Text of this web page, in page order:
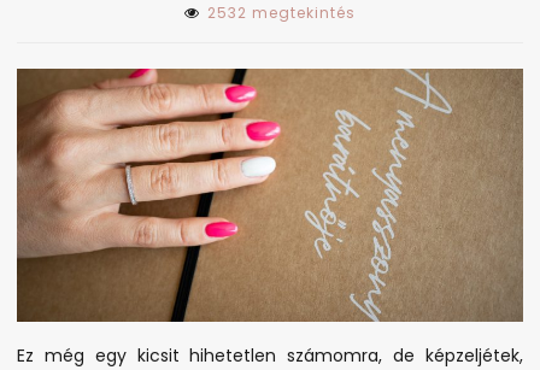
Csak
és
vőlegényeknek!
2532 megtekintés
Ez még egy kicsit hihetetlen számomra, de képzeljétek,